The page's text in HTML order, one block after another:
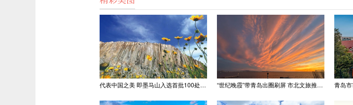
代表中国之美 即墨马山入选首批100处“美丽中国打卡点” “世纪晚霞”带青岛出圈刷屏 市北文旅推出精品线路